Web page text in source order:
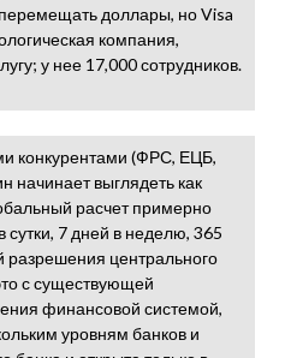
доллары, но Visa
компания,
у нее 17,000 сотрудников.
конкурентами (ФРС, ЕЦБ,
начинает выглядеть как
расчет примерно
сутки, 7 дней в неделю, 365
разрешения центрального
с существующей
финансовой системой,
уровням банков и